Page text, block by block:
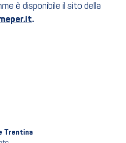
è disponibile il sito della
.
Trentina